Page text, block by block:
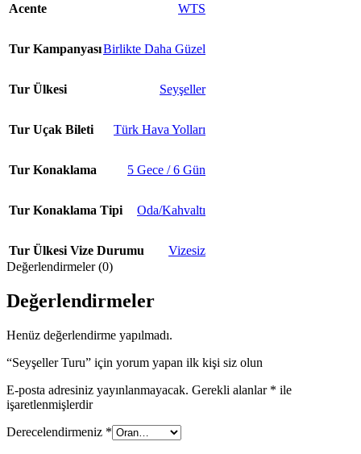
Acente
WTS
Tur KampanyasıBirlikte Daha Güzel
Tur Ülkesi Seyşeller
Tur Uçak Bileti Türk Hava Yolları
Tur Konaklama 5 Gece / 6 Gün
Tur Konaklama Tipi Oda/Kahvaltı
Tur Ülkesi Vize Durumu
Vizesiz
Değerlendirmeler (0)
Değerlendirmeler
Henüz değerlendirme yapılmadı.
“Seyşeller Turu” için yorum yapan ilk kişi siz olun
E-posta adresiniz yayınlanmayacak. Gerekli alanlar * ile
işaretlenmişlerdir
Derecelendirmeniz *